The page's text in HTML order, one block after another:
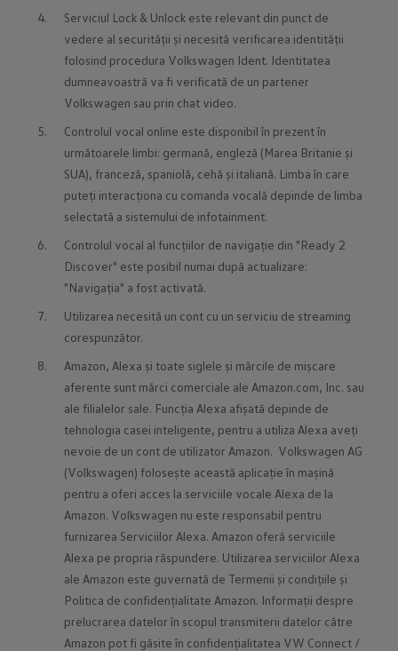
Serviciul Lock & Unlock este relevant din punct de
vedere al securității și necesită verificarea identității
folosind procedura Volkswagen Ident. Identitatea
dumneavoastră va fi verificată de un partener
Volkswagen sau prin chat video.
Controlul vocal online este disponibil în prezent în
următoarele limbi: germană, engleză (Marea Britanie și
SUA), franceză, spaniolă, cehă și italiană. Limba în care
puteți interacționa cu comanda vocală depinde de limba
selectată a sistemului de infotainment.
Controlul vocal al funcțiilor de navigație din "Ready 2
Discover" este posibil numai după actualizare:
"Navigația" a fost activată.
Utilizarea necesită un cont cu un serviciu de streaming
corespunzător.
Amazon, Alexa și toate siglele și mărcile de mișcare
aferente sunt mărci comerciale ale Amazon.com, Inc. sau
ale filialelor sale. Funcția Alexa afișată depinde de
tehnologia casei inteligente, pentru a utiliza Alexa aveți
nevoie de un cont de utilizator Amazon.  Volkswagen AG
(Volkswagen) folosește această aplicație în mașină
pentru a oferi acces la serviciile vocale Alexa de la
Amazon. Volkswagen nu este responsabil pentru
furnizarea Serviciilor Alexa. Amazon oferă serviciile
Alexa pe propria răspundere. Utilizarea serviciilor Alexa
ale Amazon este guvernată de Termenii și condițiile și
Politica de confidențialitate Amazon. Informații despre
prelucrarea datelor în scopul transmiterii datelor către
Amazon pot fi găsite în confidențialitatea VW Connect /